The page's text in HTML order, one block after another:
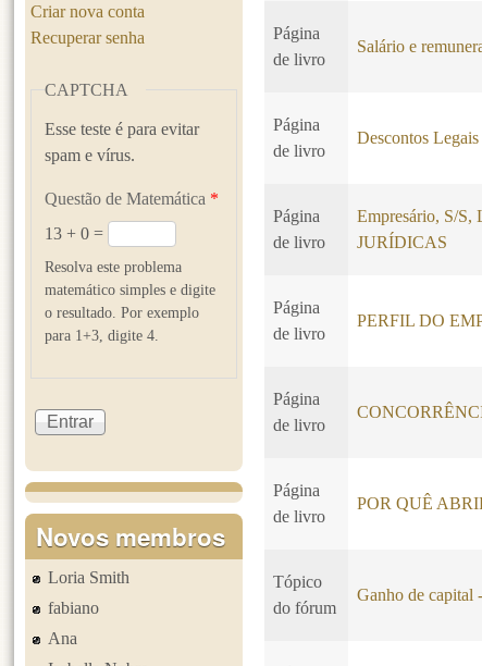
Página
de livro
Salário e
Página
de livro
Descontos Legais
Página
de livro
Empresário, S/
JURÍDICAS
Página
de livro
PERFIL DO
Página
de livro
Página
de livro
POR QUÊ
Tópico
do fórum
Ganho de capital
Criar nova conta
Recuperar senha
CAPTCHA
Esse teste é para evitar
spam e vírus.
Questão de Matemática *
13 + 0 =
Resolva este problema
matemático simples e digite
o resultado. Por exemplo
para 1+3, digite 4.
Novos membros
Loria Smith
fabiano
Ana